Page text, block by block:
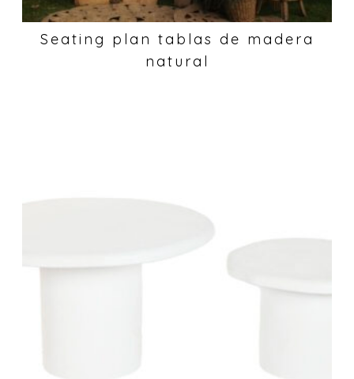
Seating plan tablas de madera
natural